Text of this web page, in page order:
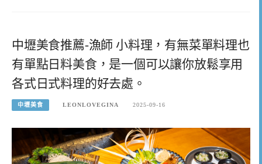
中壢美食推薦-漁師 小料理，有無菜單料理也
有單點日料美食，是一個可以讓你放鬆享用
各式日式料理的好去處。
中壢美食 LEONLOVEGINA 2025-09-16